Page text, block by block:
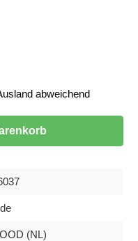
abweichend
die Schaltflächen um
(NL)